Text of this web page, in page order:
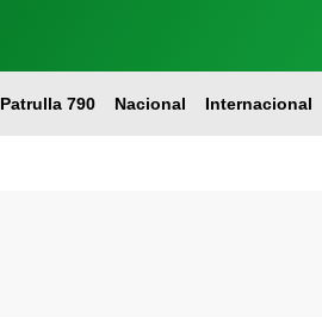
Patrulla 790 Nacional Internacional